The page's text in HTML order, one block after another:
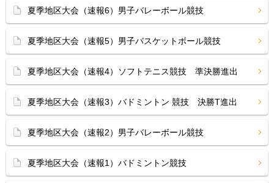
夏季地区大会（速報6）男子バレーボール競技
夏季地区大会（速報5）男子バスケットボール競技
夏季地区大会（速報4）ソフトテニス競技 準決勝進出
夏季地区大会（速報3）バドミントン 競技 決勝T進出
夏季地区大会（速報2）男子バレーボール競技
夏季地区大会（速報1）バドミントン競技